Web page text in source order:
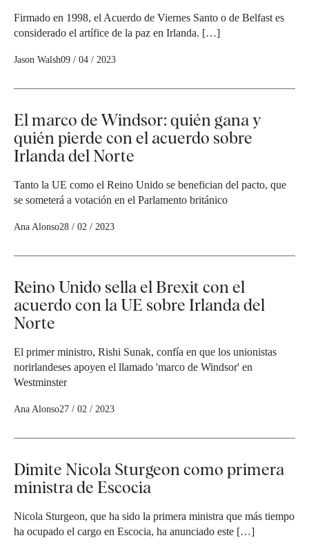
Firmado en 1998, el Acuerdo de Viernes Santo o de Belfast es
considerado el artífice de la paz en Irlanda. […]
Jason Walsh09 / 04 / 2023
El marco de Windsor: quién gana y
quién pierde con el acuerdo sobre
Irlanda del Norte
Tanto la UE como el Reino Unido se benefician del pacto, que
se someterá a votación en el Parlamento británico
Ana Alonso28 / 02 / 2023
Reino Unido sella el Brexit con el
acuerdo con la UE sobre Irlanda del
Norte
El primer ministro, Rishi Sunak, confía en que los unionistas
norirlandeses apoyen el llamado 'marco de Windsor' en
Westminster
Ana Alonso27 / 02 / 2023
Dimite Nicola Sturgeon como primera
ministra de Escocia
Nicola Sturgeon, que ha sido la primera ministra que más tiempo
ha ocupado el cargo en Escocia, ha anunciado este […]